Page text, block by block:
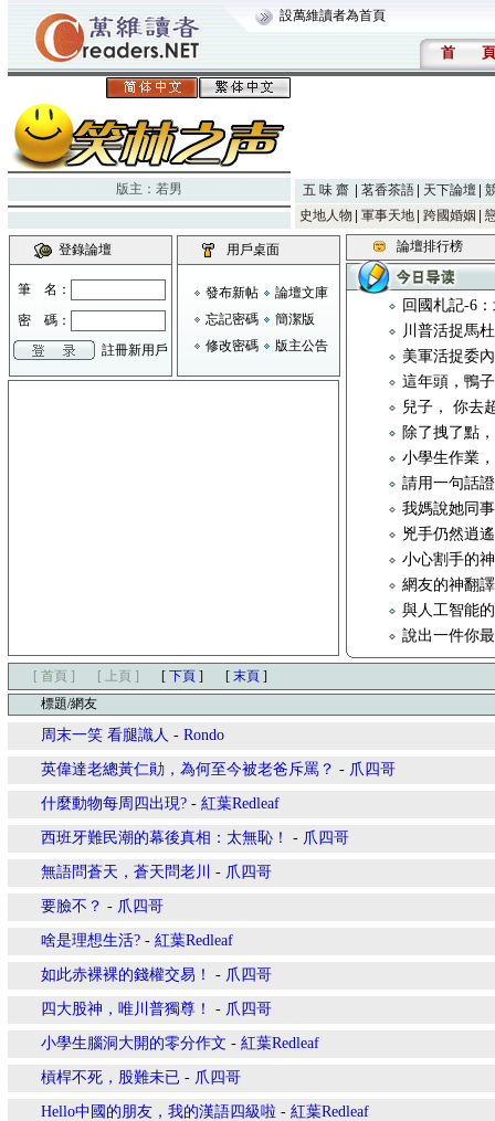
設萬維讀者為首頁
首 頁
版主： 若男 五 味 齋 茗香茶語 天下論壇
史地人物
軍事天地 跨國婚姻
登錄論壇
筆 名：
密 碼：
註冊新用戶
用戶桌面
發布新帖
論壇文庫
忘記密碼
簡潔版
修改密碼
版主公告
論壇排行榜
回國札記-6
川普活捉馬
美軍活捉委
這年頭，鴨
兒子， 你去
除了拽了點
小學生作業
請用一句話
我媽說她同
兇手仍然逍
小心割手的
網友的神翻
與人工智能
說出一件你
[ 首頁 ] [ 上頁 ] [ 下頁 ] [ 末頁 ]
標題/網友
周末一笑 看腿識人 - Rondo
英偉達老總黃仁勛，為何至今被老爸斥罵？ - 爪四哥
什麼動物每周四出現? - 紅葉Redleaf
西班牙難民潮的幕後真相：太無恥！ - 爪四哥
無語問蒼天，蒼天問老川 - 爪四哥
要臉不？ - 爪四哥
啥是理想生活? - 紅葉Redleaf
如此赤裸裸的錢權交易！ - 爪四哥
四大股神，唯川普獨尊！ - 爪四哥
小學生腦洞大開的零分作文 - 紅葉Redleaf
槓桿不死，股難未已 - 爪四哥
Hello中國的朋友，我的漢語四級啦 - 紅葉Redleaf